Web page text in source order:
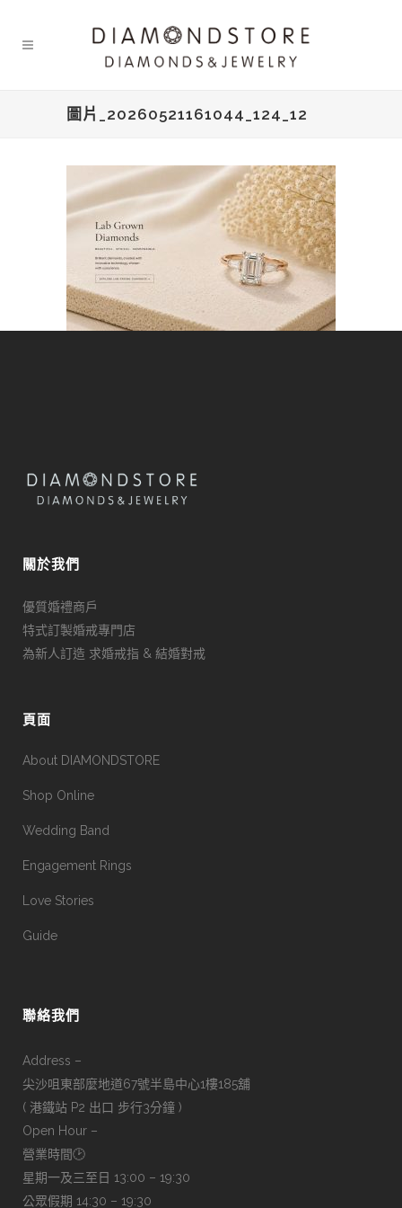
圖片_20260521161044_124_12
關於我們
優質婚禮商戶
特式訂製婚戒專門店
為新人訂造 求婚戒指 & 結婚對戒
頁面
About DIAMONDSTORE
Shop Online
Wedding Band
Engagement Rings
Love Stories
Guide
聯絡我們
Address –
尖沙咀東部麼地道67號半島中心1樓185舖
( 港鐵站 P2 出口 步行3分鐘 )
Open Hour –
營業時間🕑
星期一及三至日 13:00 – 19:30
公眾假期 14:30 – 19:30